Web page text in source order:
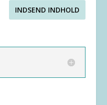
INDSEND INDHOLD